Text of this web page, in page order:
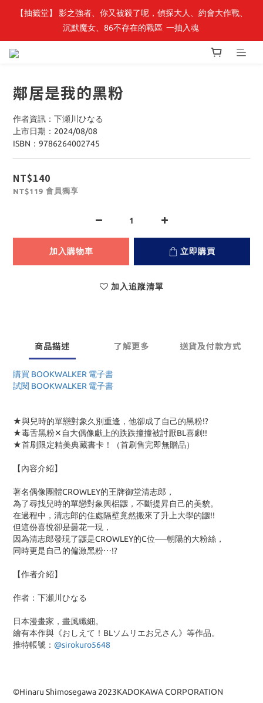
最新開賣🔥「全知讀者視角」 周邊商品
【抽籤堂】 影之強者、你又被殺了呢，偵探大人、約會大作戰、
沉默魔女、86不存在的戰區  一抽入魂
鄰居是我的黑粉
作者資訊：下瀬川ひなる
上市日期：2024/08/08
ISBN：9786264002745
NT$140
NT$119 會員獨享
加入購物車 立即購買
加入追蹤清單
商品描述 了解更多 送貨及付款方式
購買 BOOKWALKER 電子書
試閱 BOOKWALKER 電子書
★與兒時的單戀對象久別重逢，他卻成了自己的黑粉!?
★毒舌黑粉✕自大偶像獻上的跌跌撞撞被討厭BL喜劇!!
★首刷限定精美典藏書卡！（首刷售完即無贈品）
【內容介紹】
著名偶像團體CROWLEY的王牌御堂清志郎，
為了尋找兒時的單戀對象興梠鼴，不斷提昇自己的美貌。
在過程中，清志郎的住處隔壁竟然搬來了升上大學的鼴!!
但這份喜悅卻是曇花一現，
因為清志郎發現了鼴是CROWLEY的C位──朝陽的大粉絲，
同時更是自己的偏激黑粉⋯!?
【作者介紹】
作者：下瀬川ひなる
日本漫畫家，畫風纖細。
繪有本作與《おしえて！BLソムリエお兄さん》等作品。
推特帳號： @sirokuro5648
©Hinaru Shimosegawa 2023KADOKAWA CORPORATION